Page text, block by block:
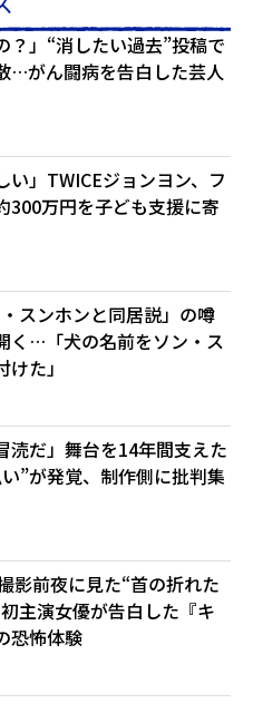
？」“消したい過去”投稿で
…がん闘病を告白した芸人
い」TWICEジョンヨン、フ
300万円を子ども支援に寄
スンホンと同居説」の噂
く…「犬の名前をソン・ス
た」
涜だ」舞台を14年間支えた
”が発覚、制作側に批判集
影前夜に見た“首の折れた
主演女優が告白した『キ
恐怖体験